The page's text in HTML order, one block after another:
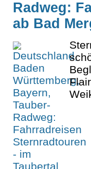
Radweg:
ab Bad